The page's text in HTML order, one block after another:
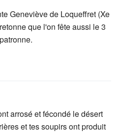
Geneviève de Loqueffret (Xe
que l'on fête aussi le 3
arrosé et fécondé le désert
et tes soupirs ont produit